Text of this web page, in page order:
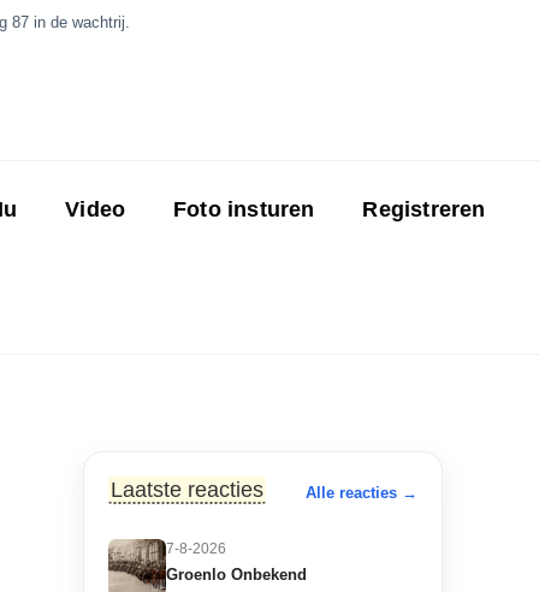
87 in de wachtrij.
Video Foto insturen Registreren
Laatste reacties Alle reacties →
7-8-2026
Groenlo Onbekend